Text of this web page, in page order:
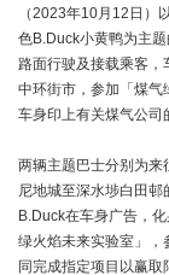
（2023年10月12日）
色B.Duck小黄鸭为主
路面行驶及接载乘客
中环街市，参加「煤气
车身印上有关煤气公司
两辆主题巴士分别为来
尼地城至深水埗白田邨
B.Duck在车身广告，
绿火焰未来实验室」，
同完成指定项目以赢取